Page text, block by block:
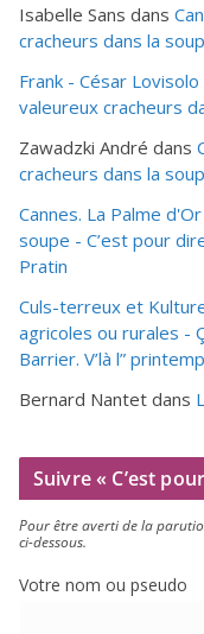
Isabelle Sans dans
cracheurs dans la
Frank - César Lovisolo
valeureux cracheurs
Zawadzki André dans
cracheurs dans la
Cannes. La Palme
soupe - C’est pour
Pratin
Culs-terreux et
agricoles ou rurales -
Barrier. V’là l”
Bernard Nantet dans
Suivre « C’est
Pour être aver­ti de la
ci-dessous.
Votre nom ou pseudo